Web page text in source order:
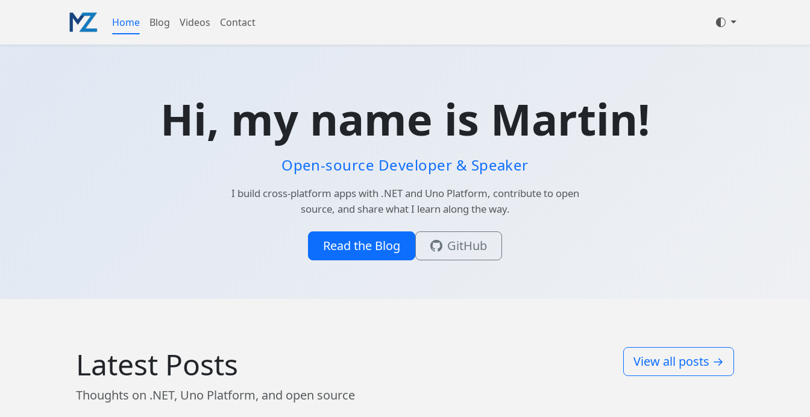
Home Blog Videos Contact
Hi, my name is Martin!
Open-source Developer & Speaker
I build cross-platform apps with .NET and Uno Platform, contribute to open
source, and share what I learn along the way.
Read the Blog GitHub
Latest Posts
Thoughts on .NET, Uno Platform, and open source
View all posts →